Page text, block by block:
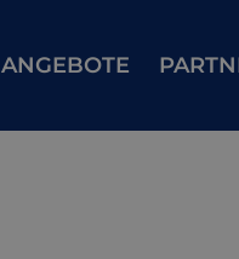
ANGEBOTE